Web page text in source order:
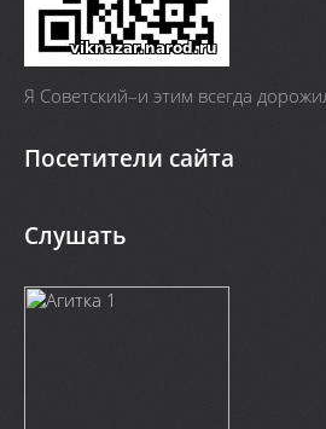
Я Cоветский–и этим всегда дорожил!
Посетители сайта
Слушать